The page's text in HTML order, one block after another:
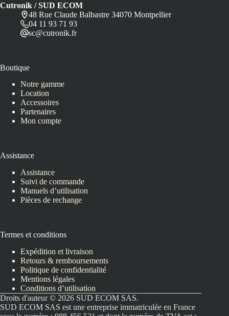
Cutronik / SUD ECOM
48 Rue Claude Balbastre 34070 Montpellier
04 11 93 71 93
sc@cutronik.fr
Boutique
Notre gamme
Location
Accessoires
Partenaires
Mon compte
Assistance
Assistance
Suivi de commande
Manuels d’utilisation
Pièces de rechange
Termes et conditions
Expédition et livraison
Retours & remboursements
Politique de confidentialité
Mentions légales
Conditions d’utilisation
Droits d'auteur © 2026 SUD ECOM SAS.
SUD ECOM SAS est une entreprise immatriculée en France